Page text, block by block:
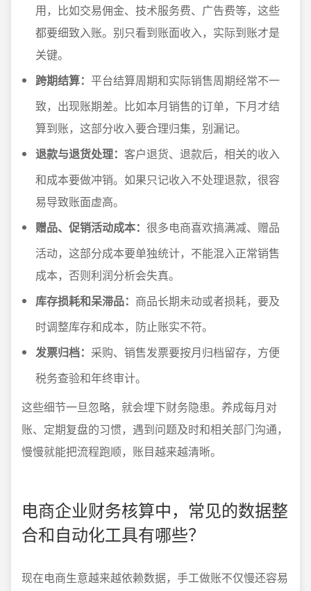
用，比如交易佣金、技术服务费、广告费等，这些
都要细致入账。别只看到账面收入，实际到账才是
关键。
跨期结算： 平台结算周期和实际销售周期经常不一
致，出现账期差。比如本月销售的订单，下月才结
算到账，这部分收入要合理归集，别漏记。
退款与退货处理： 客户退货、退款后，相关的收入
和成本要做冲销。如果只记收入不处理退款，很容
易导致账面虚高。
赠品、促销活动成本： 很多电商喜欢搞满减、赠品
活动，这部分成本要单独统计，不能混入正常销售
成本，否则利润分析会失真。
库存损耗和呆滞品： 商品长期未动或者损耗，要及
时调整库存和成本，防止账实不符。
发票归档： 采购、销售发票要按月归档留存，方便
税务查验和年终审计。
这些细节一旦忽略，就会埋下财务隐患。养成每月对
账、定期复盘的习惯，遇到问题及时和相关部门沟通，
慢慢就能把流程跑顺，账目越来越清晰。
电商企业财务核算中，常见的数据整
合和自动化工具有哪些？
现在电商生意越来越依赖数据，手工做账不仅慢还容易